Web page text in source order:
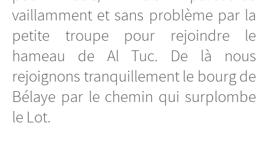
vaillamment et sans problème par la
petite troupe pour rejoindre le
hameau de Al Tuc. De là nous
rejoignons tranquillement le bourg de
Bélaye par le chemin qui surplombe
le Lot.